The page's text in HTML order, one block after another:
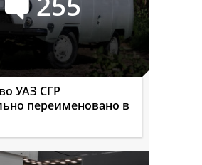
УАЗ СГР
переименовано в